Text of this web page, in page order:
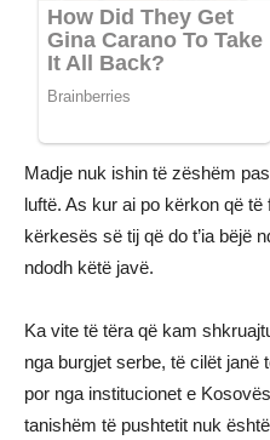
Madje nuk ishin të zëshëm
luftë. As kur ai po kërkon që
kërkesës së tij që do t’ia bëjë
ndodh këtë javë.
Ka vite të tëra që kam
nga burgjet serbe, të cilët janë
por nga institucionet e
tanishëm të pushtetit nuk